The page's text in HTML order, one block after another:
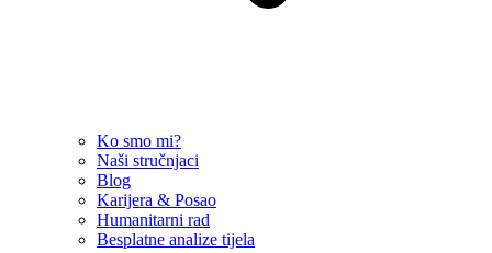
Ko smo mi?
Naši stručnjaci
Blog
Karijera & Posao
Humanitarni rad
Besplatne analize tijela